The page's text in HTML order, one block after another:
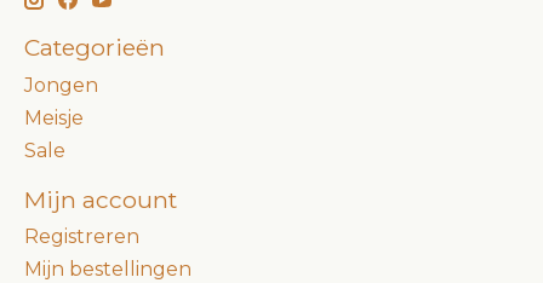
Categorieën
Jongen
Meisje
Sale
Mijn account
Registreren
Mijn bestellingen